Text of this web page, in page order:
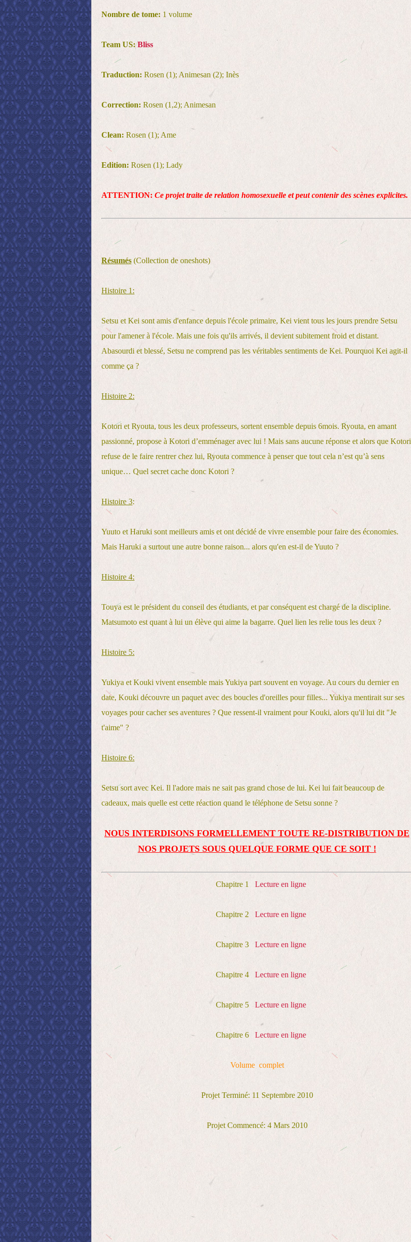
Nombre de tome: 1 volume
Team US: Bliss
Traduction: Rosen (1); Animesan (2); Inès
Correction: Rosen (1,2); Animesan
Clean: Rosen (1); Ame
Edition: Rosen (1); Lady
ATTENTION: Ce projet traite de relation homosexuelle et peut contenir des scènes explicites.
Résumés (Collection de oneshots)
Histoire 1:
Setsu et Kei sont amis d'enfance depuis l'école primaire, Kei vient tous les jours prendre Setsu
pour l'amener à l'école. Mais une fois qu'ils arrivés, il devient subitement froid et distant.
Abasourdi et blessé, Setsu ne comprend pas les véritables sentiments de Kei. Pourquoi Kei agit-il
comme ça ?
Histoire 2:
Kotori et Ryouta, tous les deux professeurs, sortent ensemble depuis 6mois. Ryouta, en amant
passionné, propose à Kotori d’emménager avec lui ! Mais sans aucune réponse et alors que Kotori
refuse de le faire rentrer chez lui, Ryouta commence à penser que tout cela n’est qu’à sens
unique… Quel secret cache donc Kotori ?
Histoire 3:
Yuuto et Haruki sont meilleurs amis et ont décidé de vivre ensemble pour faire des économies.
Mais Haruki a surtout une autre bonne raison... alors qu'en est-il de Yuuto ?
Histoire 4:
Touya est le président du conseil des étudiants, et par conséquent est chargé de la discipline.
Matsumoto est quant à lui un élève qui aime la bagarre. Quel lien les relie tous les deux ?
Histoire 5:
Yukiya et Kouki vivent ensemble mais Yukiya part souvent en voyage. Au cours du dernier en
date, Kouki découvre un paquet avec des boucles d'oreilles pour filles... Yukiya mentirait sur ses
voyages pour cacher ses aventures ? Que ressent-il vraiment pour Kouki, alors qu'il lui dit "Je
t'aime" ?
Histoire 6:
Setsu sort avec Kei. Il l'adore mais ne sait pas grand chose de lui. Kei lui fait beaucoup de
cadeaux, mais quelle est cette réaction quand le téléphone de Setsu sonne ?
NOUS INTERDISONS FORMELLEMENT TOUTE RE-DISTRIBUTION DE
NOS PROJETS SOUS QUELQUE FORME QUE CE SOIT !
Chapitre 1 Lecture en ligne
Chapitre 2 Lecture en ligne
Chapitre 3 Lecture en ligne
Chapitre 4 Lecture en ligne
Chapitre 5 Lecture en ligne
Chapitre 6 Lecture en ligne
Volume complet
Projet Terminé: 11 Septembre 2010
Projet Commencé: 4 Mars 2010